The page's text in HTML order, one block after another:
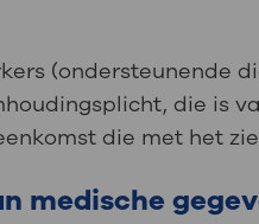
(ondersteunende
die is
die met het
medische